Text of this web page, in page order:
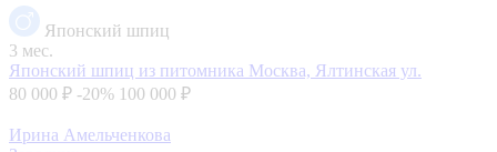
Японский шпиц
3 мес.
Японский шпиц из питомника Москва, Ялтинская ул.
80 000 ₽ -20% 100 000 ₽
Ирина Амельченкова